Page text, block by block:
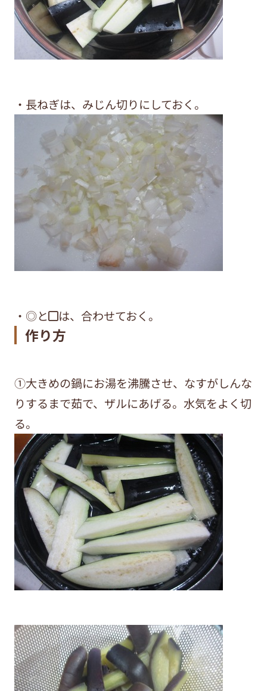
・長ねぎは、みじん切りにしておく。
・◎と◼︎は、合わせておく。
作り方
①大きめの鍋にお湯を沸騰させ、なすがしんな
りするまで茹で、ザルにあげる。水気をよく切
る。